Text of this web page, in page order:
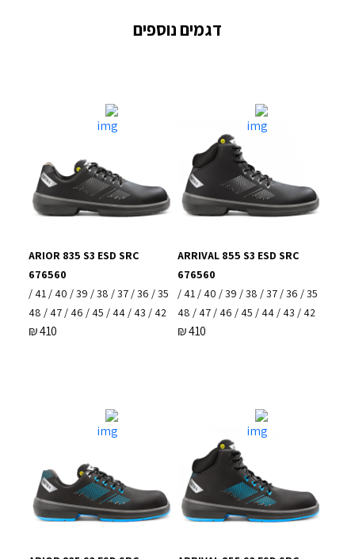
דגמים נוספים
ARRIVAL 855 S3 ESD SRC
676560
35 / 36 / 37 / 38 / 39 / 40 / 41 /
42 / 43 / 44 / 45 / 46 / 47 / 48
410
₪
ARIOR 835 S3 ESD SRC
676560
35 / 36 / 37 / 38 / 39 / 40 / 41 /
42 / 43 / 44 / 45 / 46 / 47 / 48
410
₪